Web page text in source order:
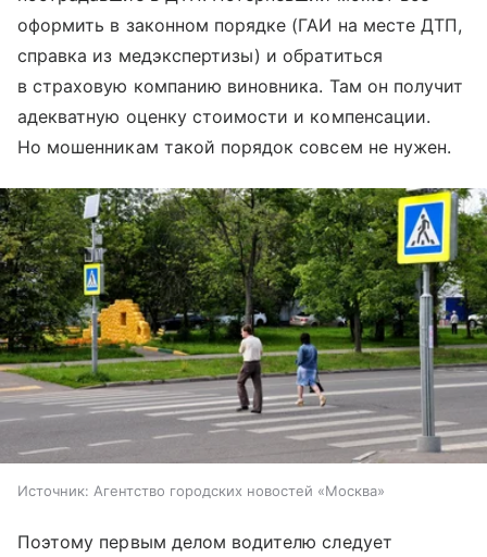
оформить в законном порядке (ГАИ на месте ДТП,
справка из медэкспертизы) и обратиться
в страховую компанию виновника. Там он получит
адекватную оценку стоимости и компенсации.
Но мошенникам такой порядок совсем не нужен.
Источник: Агентство городских новостей «Москва»
Поэтому первым делом водителю следует